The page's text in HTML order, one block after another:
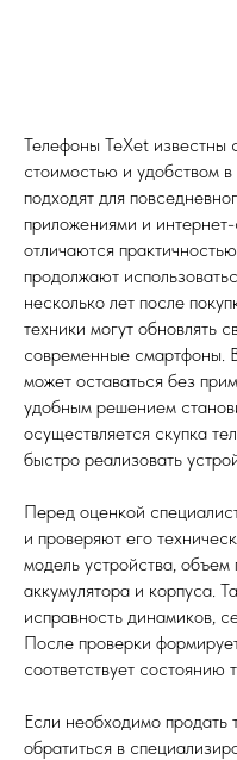
Телефоны TeXet известны
стоимостью и удобством
подходят для
приложениями и
отличаются
продолжают
несколько лет после
техники могут обновлять
современные смартфоны.
может оставаться без
удобным решением
осуществляется скупка
быстро реализовать
Перед оценкой
и проверяют его
модель устройства, объем
аккумулятора и корпуса.
исправность динамиков,
После проверки
соответствует состоянию
Если необходимо
обратиться в